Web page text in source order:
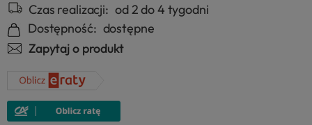
Czas realizacji: od 2 do 4 tygodni
Dostępność: dostępne
Zapytaj o produkt